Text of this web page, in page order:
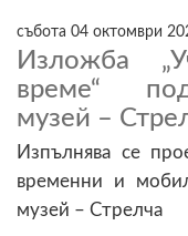
събота 04 октомври
Изложба
време“
музей –
Изпълнява се
временни и
музей – Стрелча